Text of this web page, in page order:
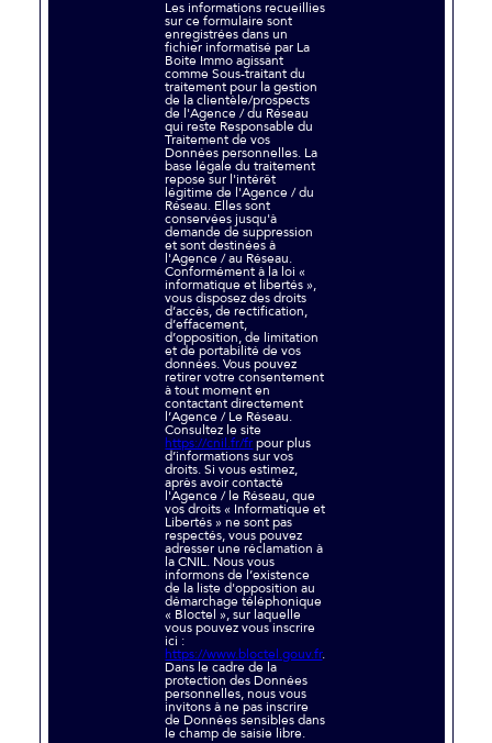
Les informations recueillies
sur ce formulaire sont
enregistrées dans un
fichier informatisé par La
Boite Immo agissant
comme Sous-traitant du
traitement pour la gestion
de la clientèle/prospects
de l'Agence / du Réseau
qui reste Responsable du
Traitement de vos
Données personnelles. La
base légale du traitement
repose sur l'intérêt
légitime de l'Agence / du
Réseau. Elles sont
conservées jusqu'à
demande de suppression
et sont destinées à
l'Agence / au Réseau.
Conformément à la loi «
informatique et libertés »,
vous disposez des droits
d’accès, de rectification,
d’effacement,
d’opposition, de limitation
et de portabilité de vos
données. Vous pouvez
retirer votre consentement
à tout moment en
contactant directement
l’Agence / Le Réseau.
Consultez le site
https://cnil.fr/frpour plus
d’informations sur vos
droits. Si vous estimez,
après avoir contacté
l'Agence / le Réseau, que
vos droits « Informatique et
Libertés » ne sont pas
respectés, vous pouvez
adresser une réclamation à
la CNIL. Nous vous
informons de l’existence
de la liste d'opposition au
démarchage téléphonique
« Bloctel », sur laquelle
vous pouvez vous inscrire
ici :
https://www.bloctel.gouv.fr.
Dans le cadre de la
protection des Données
personnelles, nous vous
invitons à ne pas inscrire
de Données sensibles dans
le champ de saisie libre.